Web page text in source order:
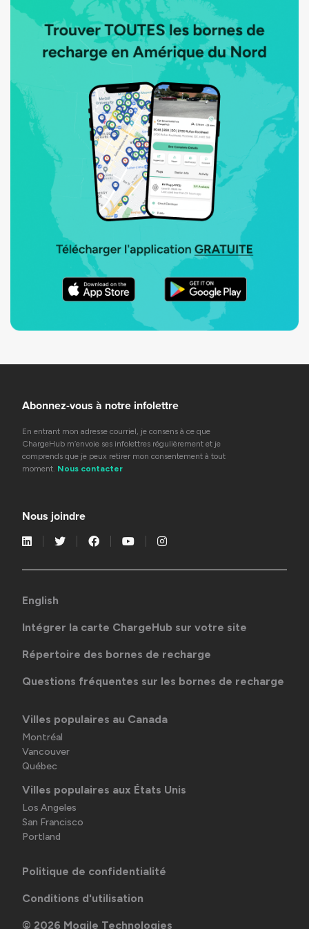
Abonnez-vous à notre infolettre
En entrant mon adresse courriel, je consens à ce que
ChargeHub m’envoie ses infolettres régulièrement et je
comprends que je peux retirer mon consentement à tout
moment. Nous contacter
Nous joindre
English
Intégrer la carte ChargeHub sur votre site
Répertoire des bornes de recharge
Questions fréquentes sur les bornes de recharge
Villes populaires au Canada
Montréal
Vancouver
Québec
Villes populaires aux États Unis
Los Angeles
San Francisco
Portland
Politique de confidentialité
Conditions d'utilisation
© 2026 Mogile Technologies